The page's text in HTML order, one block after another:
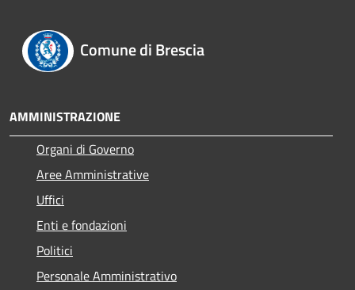
Comune di Brescia
AMMINISTRAZIONE
Organi di Governo
Aree Amministrative
Uffici
Enti e fondazioni
Politici
Personale Amministrativo